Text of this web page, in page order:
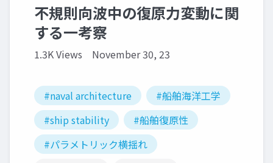
不規則向波中の復原⼒変動に関
する⼀考察
1.3K Views November 30, 23
#naval architecture
#船舶海洋工学
#ship stability
#船舶復原性
#パラメトリック横揺れ